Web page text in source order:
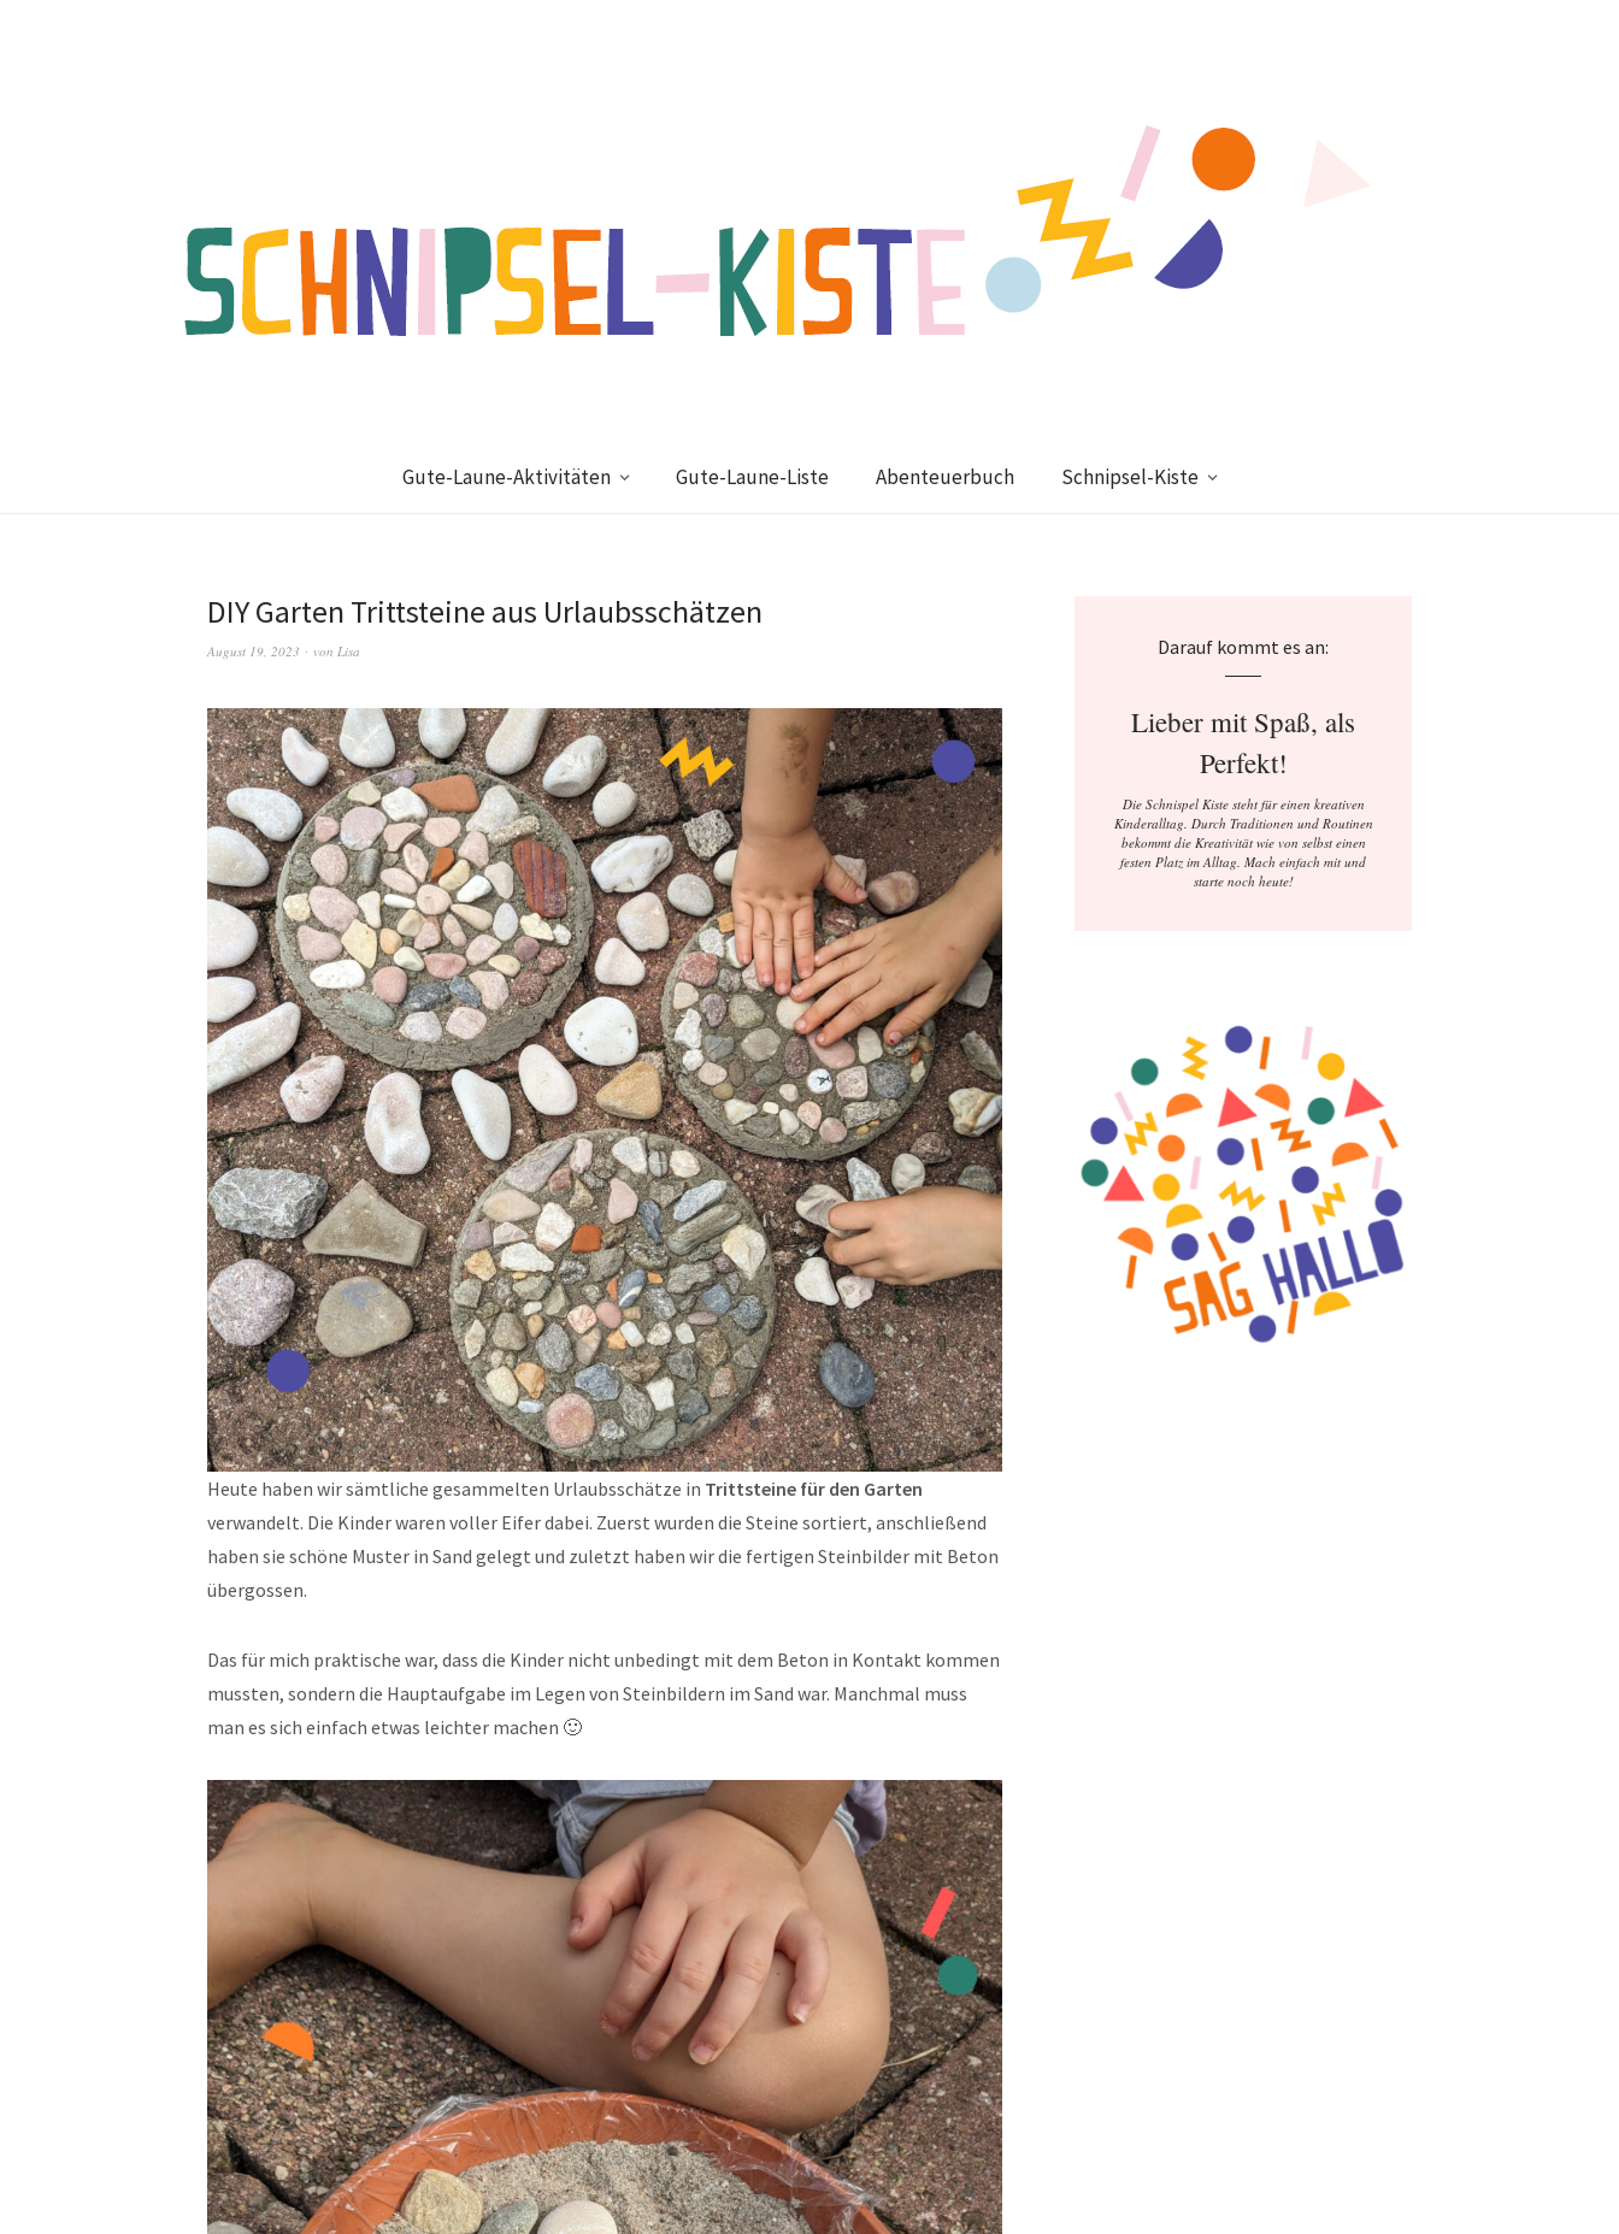
Gute-Laune-Aktivitäten Gute-Laune-Liste Abenteuerbuch Schnipsel-Kiste
DIY Garten Trittsteine aus Urlaubsschätzen
August 19, 2023 von Lisa
Heute haben wir sämtliche gesammelten Urlaubsschätze in Trittsteine für den Garten
verwandelt. Die Kinder waren voller Eifer dabei. Zuerst wurden die Steine sortiert, anschließend
haben sie schöne Muster in Sand gelegt und zuletzt haben wir die fertigen Steinbilder mit Beton
übergossen.
Das für mich praktische war, dass die Kinder nicht unbedingt mit dem Beton in Kontakt kommen
mussten, sondern die Hauptaufgabe im Legen von Steinbildern im Sand war. Manchmal muss
man es sich einfach etwas leichter machen 🙂
Darauf kommt es an:
Lieber mit Spaß, als
Perfekt!
Die Schnispel Kiste steht für einen kreativen
Kinderalltag. Durch Traditionen und Routinen
bekommt die Kreativität wie von selbst einen
festen Platz im Alltag. Mach einfach mit und
starte noch heute!